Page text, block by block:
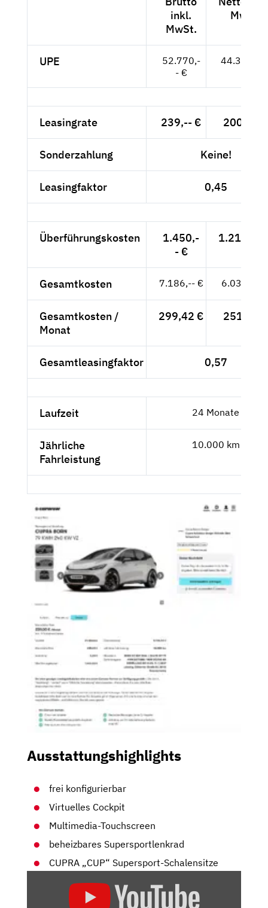
inkl.
MwSt.
MwSt.
UPE
52.770,-
- €
44.345,--
Leasingrate 239,-- € 200,84 €
Sonderzahlung Keine!
Leasingfaktor 0,45
Überführungskosten
1.450,-
- €
1.218,49
Gesamtkosten 7.186,-- € 6.038,66
Gesamtkosten /
Monat
299,42 € 251,61 €
Gesamtleasingfaktor 0,57
Laufzeit 24 Monate
Jährliche
Fahrleistung
10.000 km
Ausstattungshighlights
frei konfigurierbar
Virtuelles Cockpit
Multimedia-Touchscreen
beheizbares Supersportlenkrad
CUPRA „CUP“ Supersport-Schalensitze